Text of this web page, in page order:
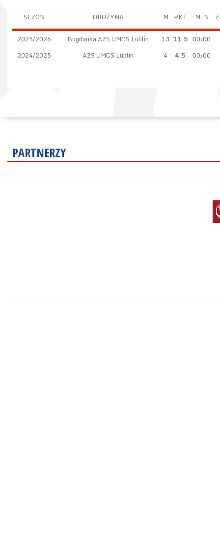
SEZON DRUŻYNA M PKT MIN
2025/2026 Bogdanka AZS UMCS Lublin 13 11.5 00:00
2024/2025
AZS UMCS Lublin 4 4.5 00:00
PARTNERZY